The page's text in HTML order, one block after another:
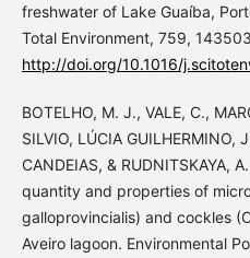
freshwater of Lake Guaíba,
Total Environment, 759,
http://doi.org/10.1016/
BOTELHO, M. J., VALE, C.,
SILVIO, LÚCIA GUILHERMINO,
CANDEIAS, & RUDNITSKAYA,
quantity and properties of
galloprovincialis) and cockles
Aveiro lagoon. Environmental